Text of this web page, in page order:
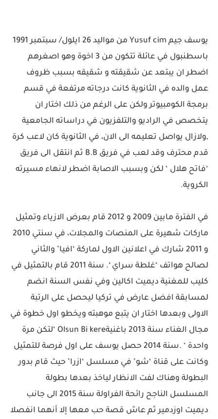
يوسف جيم Yusuf cim
من مواليد 26 ايلول/ سبتمبر 1991
باسطنبول في عائلة تتكون من 3 اخوة وهو اصغرهم
اضطر ان يبتعد عن شقيقته و شقيقه بسبب ظروف
عمل والده في الثانوية كانت درجاته مرتفعة في قسم
برمجة الكومبيوتر ولكن على الرغم من ذلك اختار ان
يتخصص في الراديو والتلفزيون في دراساته الجامعية
,ولازال يواصل تعليمه الى الان، في الثانوية كان لاعب كرة
قدم محترف وقد لعب في فريق B.B ثم انتقل الى فريق
‘فاتح هلال ‘ لكن وبسبب الاصابة اضطر لانهاء مسيرته
الكروية.
في الفترة مابين 2009 و 2012 قام بعرض الازياء وتمثيل
ماركات شهيرة على المنصات والمجلات، في سنتي 2010
و 2011 شارك في اعلانين الاول لماركة ‘افيا’ والثاني
لصالح هواتف ‘غلطة سراي ‘. سنة 2011 قام بالتمثيل في
كليب للمغنية ديميت اكالين وفي نفس السنة انضم
لمسابقة افضل عارض في تركيا ليحصل على الرتبة
الاولى وبعدها اختار ان يتبع موهبته ويخطو اول خطوة في
مجال الغناء سنة 2013 باغنيةOlsun Bi kere ‘لتكن مرة
واحدة ‘ .سنة 2014 حصل يوسف على اول فرصة للتمثيل
وكانت على قناة ‘شو’ في مسلسل ‘ازرا’ حيث قام بدور
البطولة وهناك لفت الانظار لياخذ بعدها بطولة
المسلسل الناجح رائحة الفراولة سنة 2015 الى جانب
ديميت اوزدمير ثم عاش قصة حب معها إلا أنهما انفصلا